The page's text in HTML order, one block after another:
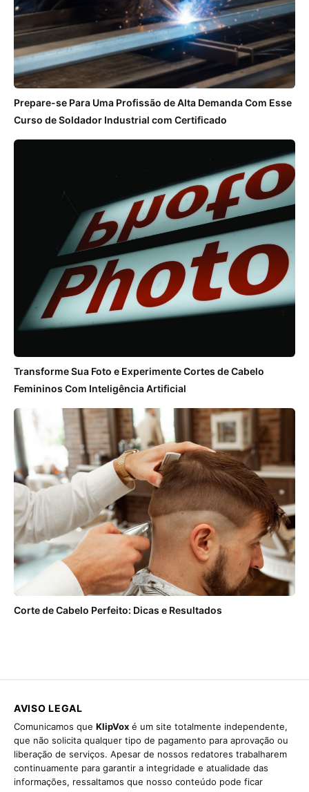
Prepare-se Para Uma Profissão de Alta Demanda Com Esse
Curso de Soldador Industrial com Certificado
Transforme Sua Foto e Experimente Cortes de Cabelo
Femininos Com Inteligência Artificial
Corte de Cabelo Perfeito: Dicas e Resultados
AVISO LEGAL
Comunicamos que KlipVox é um site totalmente independente,
que não solicita qualquer tipo de pagamento para aprovação ou
liberação de serviços. Apesar de nossos redatores trabalharem
continuamente para garantir a integridade e atualidade das
informações, ressaltamos que nosso conteúdo pode ficar